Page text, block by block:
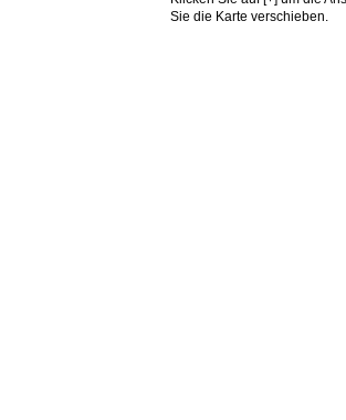
Sie die Karte verschieben.